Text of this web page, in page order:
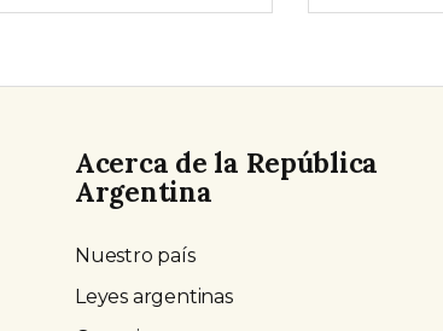
Acerca de la República
Argentina
Nuestro país
Leyes argentinas